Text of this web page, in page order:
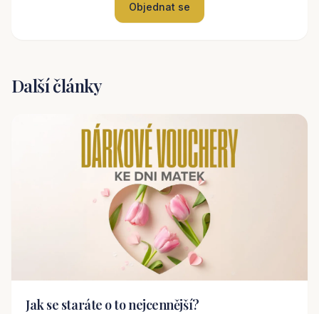
Objednat se
Další články
Jak se staráte o to nejcennější?